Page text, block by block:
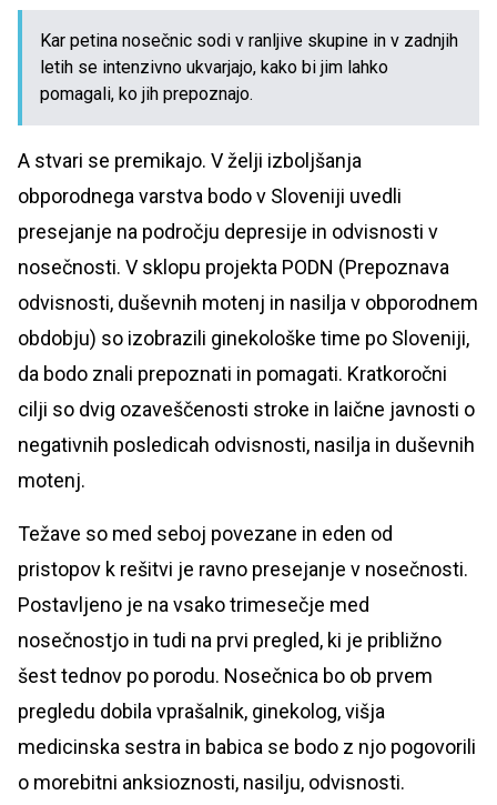
Kar petina nosečnic sodi v ranljive skupine in v zadnjih
letih se intenzivno ukvarjajo, kako bi jim lahko
pomagali, ko jih prepoznajo.
A stvari se premikajo. V želji izboljšanja
obporodnega varstva bodo v Sloveniji uvedli
presejanje na področju depresije in odvisnosti v
nosečnosti. V sklopu projekta PODN (Prepoznava
odvisnosti, duševnih motenj in nasilja v obporodnem
obdobju) so izobrazili ginekološke time po Sloveniji,
da bodo znali prepoznati in pomagati. Kratkoročni
cilji so dvig ozaveščenosti stroke in laične javnosti o
negativnih posledicah odvisnosti, nasilja in duševnih
motenj.
Težave so med seboj povezane in eden od
pristopov k rešitvi je ravno presejanje v nosečnosti.
Postavljeno je na vsako trimesečje med
nosečnostjo in tudi na prvi pregled, ki je približno
šest tednov po porodu. Nosečnica bo ob prvem
pregledu dobila vprašalnik, ginekolog, višja
medicinska sestra in babica se bodo z njo pogovorili
o morebitni anksioznosti, nasilju, odvisnosti.